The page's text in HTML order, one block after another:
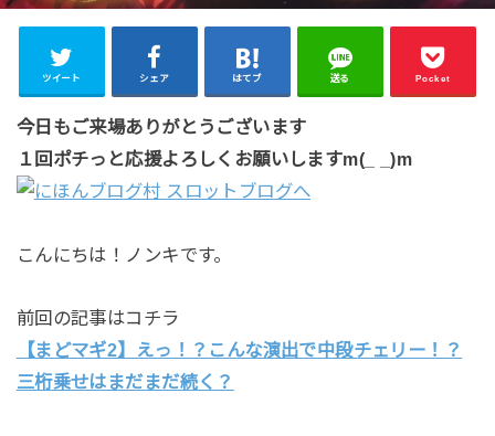
ツイート シェア はてブ 送る Pocket
今日もご来場ありがとうございます
１回ポチっと応援よろしくお願いしますm(_ _)m
こんにちは！ノンキです。
前回の記事はコチラ
【まどマギ2】えっ！？こんな演出で中段チェリー！？
三桁乗せはまだまだ続く？